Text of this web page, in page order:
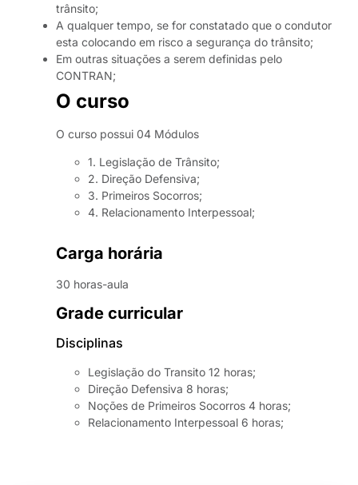
trânsito;
A qualquer tempo, se for constatado que o condutor
esta colocando em risco a segurança do trânsito;
Em outras situações a serem definidas pelo
CONTRAN;
O curso
O curso possui 04 Módulos
1. Legislação de Trânsito;
2. Direção Defensiva;
3. Primeiros Socorros;
4. Relacionamento Interpessoal;
Carga horária
30 horas-aula
Grade curricular
Disciplinas
Legislação do Transito 12 horas;
Direção Defensiva 8 horas;
Noções de Primeiros Socorros 4 horas;
Relacionamento Interpessoal 6 horas;